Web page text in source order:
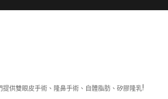
供雙眼皮手術、隆鼻手術、自體脂肪、矽膠隆乳!